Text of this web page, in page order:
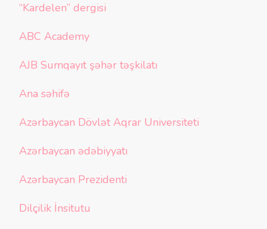
“Kardelen” dergisi
ABC Academy
AJB Sumqayıt şəhər təşkilatı
Ana səhifə
Azərbaycan Dövlət Aqrar Universiteti
Azərbaycan ədəbiyyatı
Azərbaycan Prezidenti
Dilçilik İnsitutu